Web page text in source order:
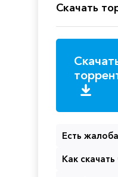
Скачать
Есть
Как